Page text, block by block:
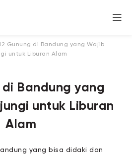
Gunung di Bandung yang Wajib
untuk Liburan Alam
di Bandung yang
untuk Liburan
Alam
yang bisa didaki dan